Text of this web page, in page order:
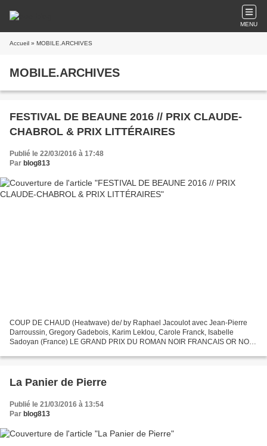
MENU
Accueil » MOBILE.ARCHIVES
MOBILE.ARCHIVES
FESTIVAL DE BEAUNE 2016 // PRIX CLAUDE-
CHABROL & PRIX LITTÉRAIRES
Publié le 22/03/2016 à 17:48
Par blog813
COUP DE CHAUD (Heatwave) de/ by Raphael Jacoulot avec Jean-Pierre
Darroussin, Gregory Gadebois, Karim Leklou, Carole Franck, Isabelle
Sadoyan (France) LE GRAND PRIX DU ROMAN NOIR FRANCAIS OR NOIR
La Panier de Pierre
Publié le 21/03/2016 à 13:54
Par blog813